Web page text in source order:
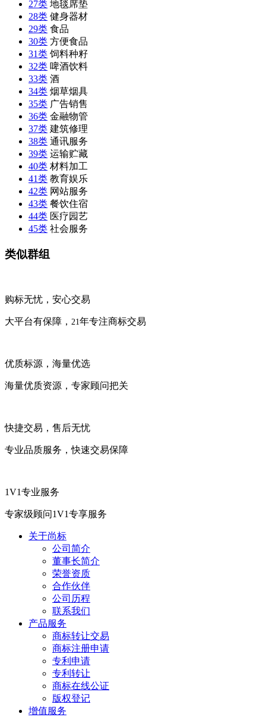
27类 地毯席垫
28类 健身器材
29类 食品
30类 方便食品
31类 饲料种籽
32类 啤酒饮料
33类 酒
34类 烟草烟具
35类 广告销售
36类 金融物管
37类 建筑修理
38类 通讯服务
39类 运输贮藏
40类 材料加工
41类 教育娱乐
42类 网站服务
43类 餐饮住宿
44类 医疗园艺
45类 社会服务
类似群组
购标无忧，安心交易
大平台有保障， 21年专注商标交易
优质标源，海量优选
海量优质资源，专家顾问把关
快捷交易，售后无忧
专业品质服务，快速交易保障
1V1专业服务
专家级顾问1V1专享服务
关于尚标
公司简介
董事长简介
荣誉资质
合作伙伴
公司历程
联系我们
产品服务
商标转让交易
商标注册申请
专利申请
专利转让
商标在线公证
版权登记
增值服务